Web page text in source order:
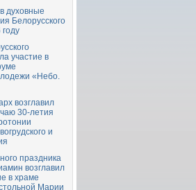
духовные
Белорусского
участие в
«Небо.
возглавил
30-летия
и
праздника
возглавил
в храме
Марии